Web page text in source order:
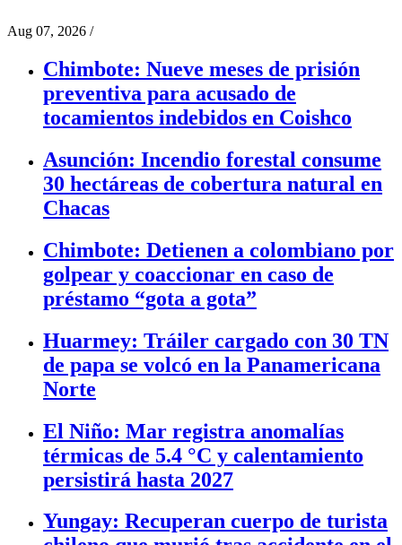
Aug 07, 2026 /
Chimbote: Nueve meses de prisión
preventiva para acusado de
tocamientos indebidos en Coishco
Asunción: Incendio forestal consume
30 hectáreas de cobertura natural en
Chacas
Chimbote: Detienen a colombiano por
golpear y coaccionar en caso de
préstamo “gota a gota”
Huarmey: Tráiler cargado con 30 TN
de papa se volcó en la Panamericana
Norte
El Niño: Mar registra anomalías
térmicas de 5.4 °C y calentamiento
persistirá hasta 2027
Yungay: Recuperan cuerpo de turista